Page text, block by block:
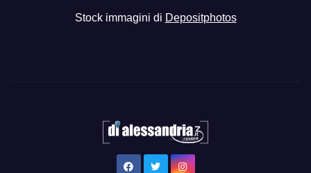
Stock immagini di Depositphotos